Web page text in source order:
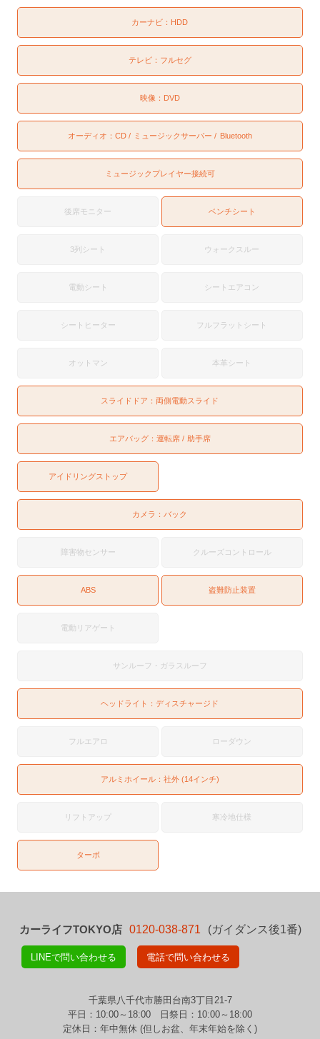
カーナビ： HDD
テレビ： フルセグ
映像： DVD
オーディオ：CD ミュージックサーバー Bluetooth
ミュージックプレイヤー接続可
後席モニター ベンチシート
3列シート ウォークスルー
電動シート シートエアコン
シートヒーター フルフラットシート
オットマン 本革シート
スライドドア： 両側電動スライド
エアバッグ： 運転席 助手席
アイドリングストップ
カメラ： バック
障害物センサー クルーズコントロール
ABS 盗難防止装置
電動リアゲート
サンルーフ・ガラスルーフ
ヘッドライト：ディスチャージド
フルエアロ ローダウン
アルミホイール：社外 (14インチ)
リフトアップ 寒冷地仕様
ターボ
カーライフTOKYO店 0120-038-871 (ガイダンス後1番)
LINEで問い合わせる 電話で問い合わせる
千葉県八千代市勝田台南3丁目21-7
平日：10:00～18:00 日祭日：10:00～18:00
定休日：年中無休 (但しお盆、年末年始を除く)